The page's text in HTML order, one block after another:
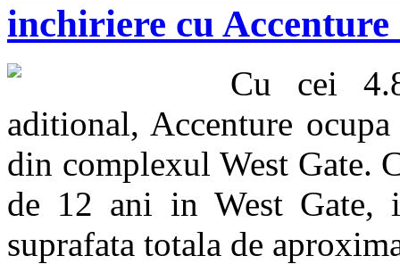
inchiriere cu Accenture
Cu cei
aditional, Accenture
din complexul West Gate.
de 12 ani in West Gate,
suprafata totala de